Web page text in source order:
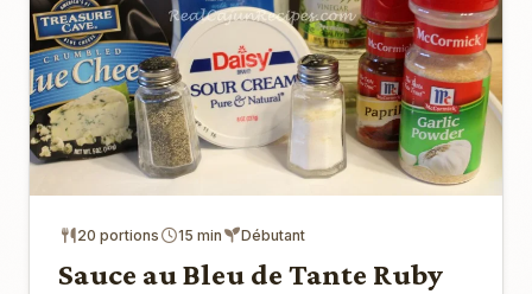
20 portions 15 min Débutant
Sauce au Bleu de Tante Ruby